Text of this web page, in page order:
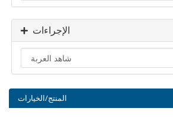
الإجراءات
المنتج/الخيارات